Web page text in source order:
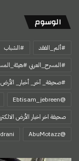
الوسوم
#ألم_الفقد #الشباب
#المسرح_العربي
#صحيفة_ آخر_ أخبار_ الأرض
@Ebtisam_jebreen
صحيفة اخر اخبار الأرض
‏@AbuMotazz